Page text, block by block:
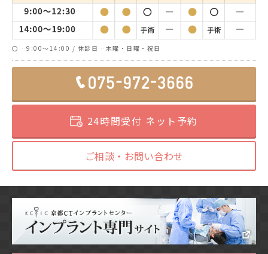
〇…9:00～14:00 / 休診日…木曜・日曜・祝日
24時間受付 ネット予約
ご相談・お問い合わせ